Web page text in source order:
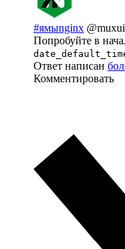
#ямыnginx @muxui
Попробуйте в
Ответ написан
Комментировать